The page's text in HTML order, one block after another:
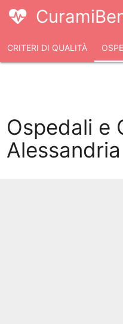
CRITERI DI QUALITÀ
Ospedali e
Alessandria